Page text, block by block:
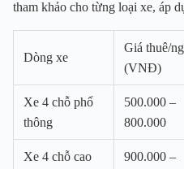
tham khảo cho từng loại xe, áp
Dòng xe
Giá thuê/
(VNĐ)
Xe 4 chỗ phổ
thông
500.000 –
800.000
Xe 4 chỗ cao
900.000 –